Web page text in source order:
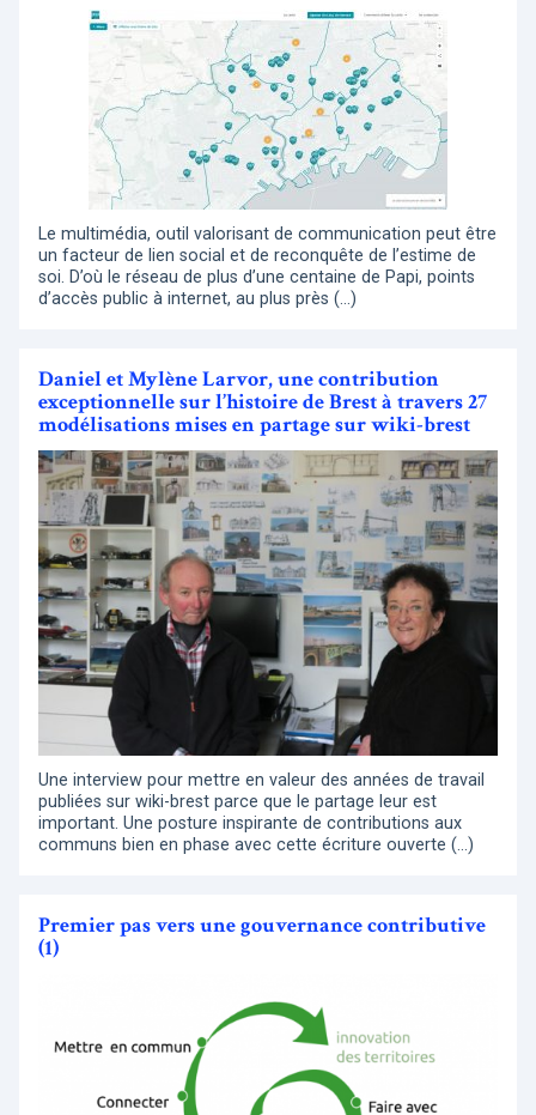
Le multimédia, outil valorisant de communication peut être
un facteur de lien social et de reconquête de l’estime de
soi. D’où le réseau de plus d’une centaine de Papi, points
d’accès public à internet, au plus près (…)
Daniel et Mylène Larvor, une contribution
exceptionnelle sur l’histoire de Brest à travers 27
modélisations mises en partage sur wiki-brest
Une interview pour mettre en valeur des années de travail
publiées sur wiki-brest parce que le partage leur est
important. Une posture inspirante de contributions aux
communs bien en phase avec cette écriture ouverte (…)
Premier pas vers une gouvernance contributive
(1)